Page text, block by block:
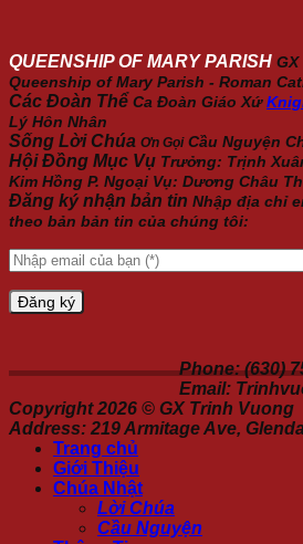
QUEENSHIP OF MARY PARISH
Queenship of Mary Parish - Roman
Các Đoàn Thể Ca Đoàn Giáo Xứ
Lý Hôn Nhân
Sống Lời Chúa Ơn Gọi Cầu Nguyện
Hội Đồng Mục Vụ Trưởng: Trịnh
Kim Hồng P. Ngoại Vụ: Dương Châu
Đăng ký nhận bản tin Nhập địa chỉ
theo bản bản tin của chúng tôi:
Phone: (630)
Email:
Copyright 2026 © GX Trinh Vuong
Address: 219 Armitage Ave,
Trang chủ
Giới Thiệu
Chúa Nhật
Lời Chúa
Cầu Nguyện